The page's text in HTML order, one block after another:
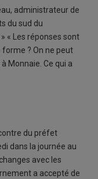
administrateur de
du sud du
« Les réponses sont
forme ? On ne peut
Monnaie. Ce qui a
du préfet
dans la journée au
avec les
a accepté de